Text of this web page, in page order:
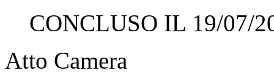
CONCLUSO IL 19/07/
Atto Camera